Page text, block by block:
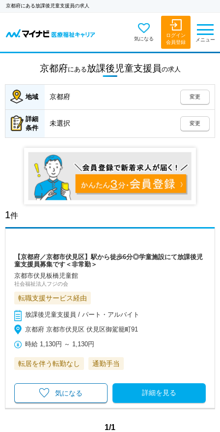
京都府にある放課後児童支援員の求人
気になる
ログイン
会員登録
メニュー
京都府にある放課後児童支援員の求人
地域 京都府 変更
詳細
条件
未選択 変更
1件
【京都府／京都市伏見区】駅から徒歩6分◎学童施設にて放課後児
童支援員募集です＜非常勤＞
京都市伏見板橋児童館
社会福祉法人フジの会
転職支援サービス経由
放課後児童支援員 / パート・アルバイト
京都府 京都市伏見区 伏見区御駕籠町91
時給 1,130円 ～ 1,130円
転居を伴う転勤なし 通勤手当
詳細を見る
気になる
1/1